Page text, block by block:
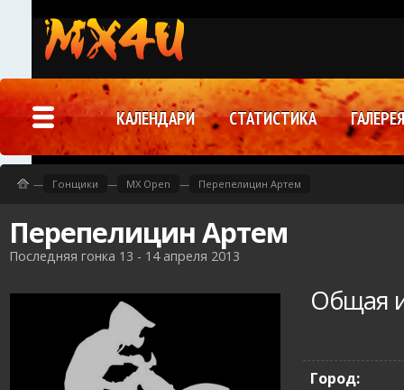
Перепелицин Артем
Последняя гонка 13 - 14 апреля 2013
Общая
Город:
— Гонщики — MX Open — Перепелицин Артем
КАЛЕНДАРИ СТАТИСТИКА ГАЛЕРЕЯ